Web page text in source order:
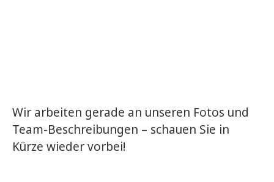
Wir arbeiten gerade an unseren Fotos und
Team-Beschreibungen – schauen Sie in
Kürze wieder vorbei!